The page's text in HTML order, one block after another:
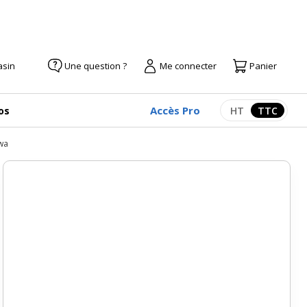
Une question ? Me connecter Panier
Accès Pro Afficher les
HT TTC